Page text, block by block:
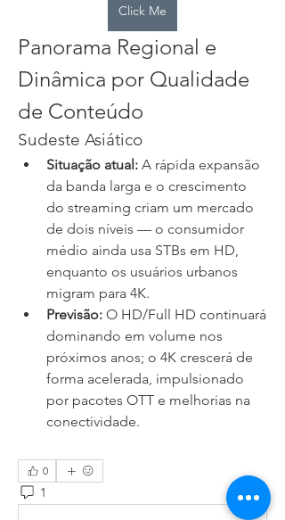
Click Me
Panorama Regional e
Dinâmica por Qualidade
de Conteúdo
Sudeste Asiático
Situação atual: A rápida expansão
da banda larga e o crescimento
do streaming criam um mercado
de dois níveis — o consumidor
médio ainda usa STBs em HD,
enquanto os usuários urbanos
migram para 4K.
Previsão: O HD/Full HD continuará
dominando em volume nos
próximos anos; o 4K crescerá de
forma acelerada, impulsionado
por pacotes OTT e melhorias na
conectividade.
0
1 67